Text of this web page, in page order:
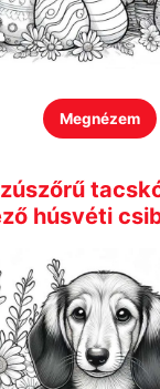
Megnézem
húsvéti